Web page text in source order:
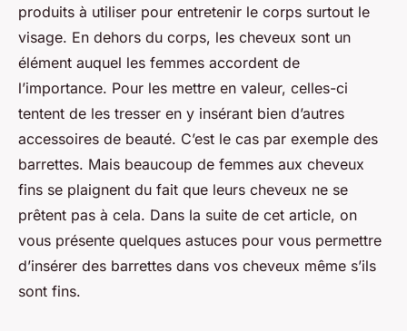
produits à utiliser pour entretenir le corps surtout le
visage. En dehors du corps, les cheveux sont un
élément auquel les femmes accordent de
l’importance. Pour les mettre en valeur, celles-ci
tentent de les tresser en y insérant bien d’autres
accessoires de beauté. C’est le cas par exemple des
barrettes. Mais beaucoup de femmes aux cheveux
fins se plaignent du fait que leurs cheveux ne se
prêtent pas à cela. Dans la suite de cet article, on
vous présente quelques astuces pour vous permettre
d’insérer des barrettes dans vos cheveux même s’ils
sont fins.